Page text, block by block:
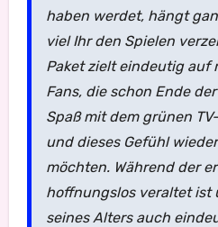
haben werdet, hängt
viel Ihr den Spielen
Paket zielt eindeutig auf
Fans, die schon Ende
Spaß mit dem grünen
und dieses Gefühl
möchten. Während der
hoffnungslos veraltet ist
seines Alters auch